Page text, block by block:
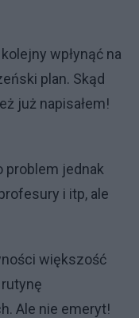
wpłynąć na
plan. Skąd
już napisałem!
problem jednak
i itp, ale
większość
Ale nie emeryt!